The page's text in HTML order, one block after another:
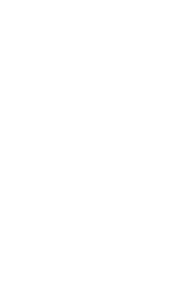
易、簽訂合約、
累，股東的
隊為您深度解析
驟化繁為簡為
的事業版圖。 無
台灣成功設立行
行號設立流程深